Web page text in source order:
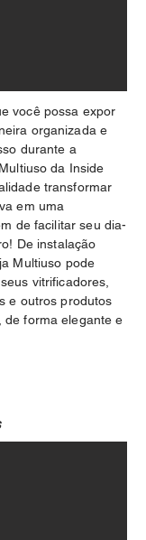
você possa expor
organizada e
durante a
da Inside
transformar
em uma
de facilitar seu dia-
De instalação
Multiuso pode
vitrificadores,
e outros produtos
de forma elegante e